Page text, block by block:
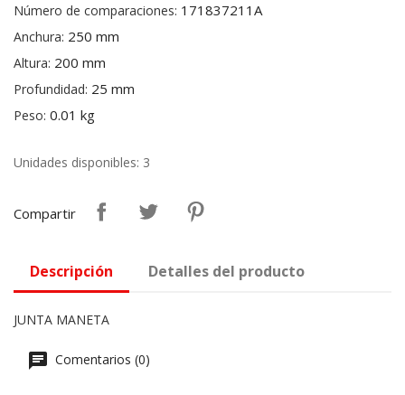
Número de comparaciones: 171837211A
Anchura: 250 mm
Altura: 200 mm
Profundidad: 25 mm
Peso: 0.01 kg
Unidades disponibles: 3
Compartir
Descripción Detalles del producto
JUNTA MANETA
Comentarios (0)